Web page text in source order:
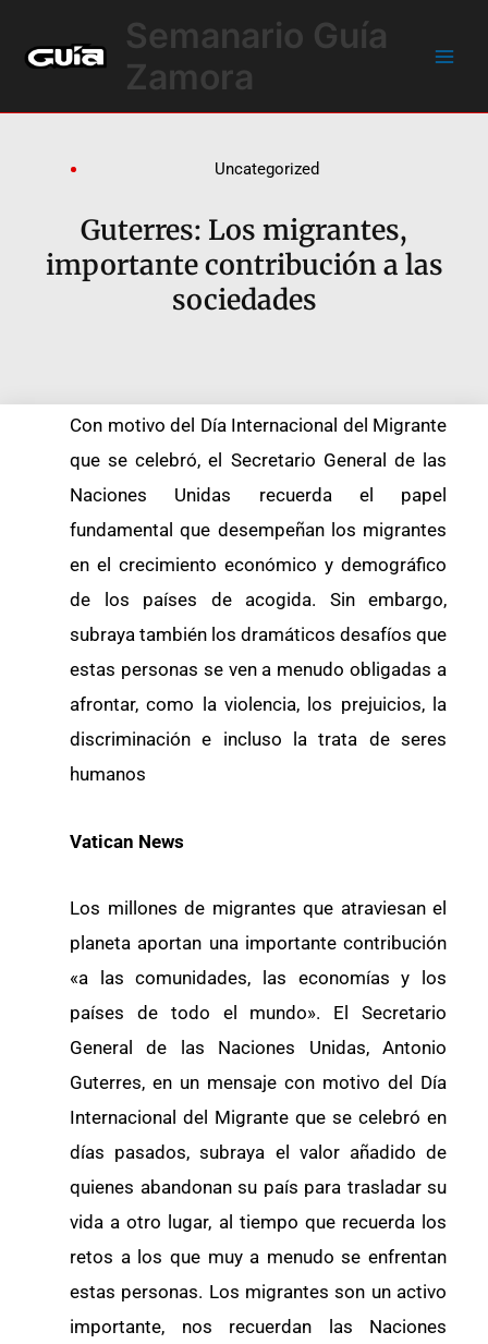
contenido
Semanario Guía
Zamora
Uncategorized
Guterres: Los migrantes,
importante contribución a las
sociedades
Con motivo del Día Internacional del Migrante
que se celebró, el Secretario General de las
Naciones Unidas recuerda el papel
fundamental que desempeñan los migrantes
en el crecimiento económico y demográfico
de los países de acogida. Sin embargo,
subraya también los dramáticos desafíos que
estas personas se ven a menudo obligadas a
afrontar, como la violencia, los prejuicios, la
discriminación e incluso la trata de seres
humanos
Vatican News
Los millones de migrantes que atraviesan el
planeta aportan una importante contribución
«a las comunidades, las economías y los
países de todo el mundo». El Secretario
General de las Naciones Unidas, Antonio
Guterres, en un mensaje con motivo del Día
Internacional del Migrante que se celebró en
días pasados, subraya el valor añadido de
quienes abandonan su país para trasladar su
vida a otro lugar, al tiempo que recuerda los
retos a los que muy a menudo se enfrentan
estas personas. Los migrantes son un activo
importante, nos recuerdan las Naciones